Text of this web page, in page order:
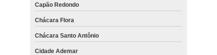
Capão Redondo
Chácara Flora
Chácara Santo Antônio
Cidade Ademar